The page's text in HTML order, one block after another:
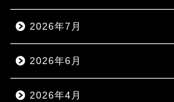
2026年7月
2026年6月
2026年4月